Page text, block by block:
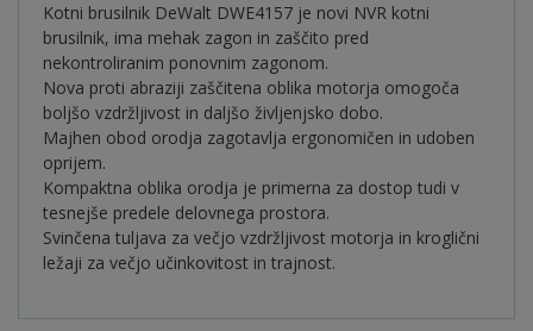
Kotni brusilnik DeWalt DWE4157 je novi NVR kotni
brusilnik, ima mehak zagon in zaščito pred
nekontroliranim ponovnim zagonom.
Nova proti abraziji zaščitena oblika motorja omogoča
boljšo vzdržljivost in daljšo življenjsko dobo.
Majhen obod orodja zagotavlja ergonomičen in udoben
oprijem.
Kompaktna oblika orodja je primerna za dostop tudi v
tesnejše predele delovnega prostora.
Svinčena tuljava za večjo vzdržljivost motorja in kroglični
ležaji za večjo učinkovitost in trajnost.